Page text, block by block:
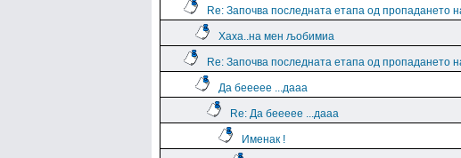
Re: Започва последната етапа од пропадането
Хаха..на мен љобимиа
Re: Започва последната етапа од пропадането
Да беееее ...дааа
Re: Да беееее ...дааа
Именак !